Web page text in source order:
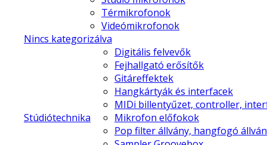
Térmikrofonok
Videómikrofonok
Nincs kategorizálva
Stúdiótechnika
Digitális felvevők
Fejhallgató erősítők
Gitáreffektek
Hangkártyák és interfacek
MIDi billentyűzet, controller,
Mikrofon előfokok
Pop filter állvány, hangfogó